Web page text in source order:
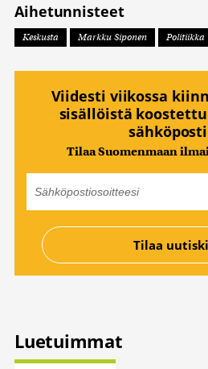
Aihetunnisteet
Keskusta Markku Siponen Politiikka
Viidesti viikossa
sisällöistä
Tilaa Suomenmaan
Luetuimmat